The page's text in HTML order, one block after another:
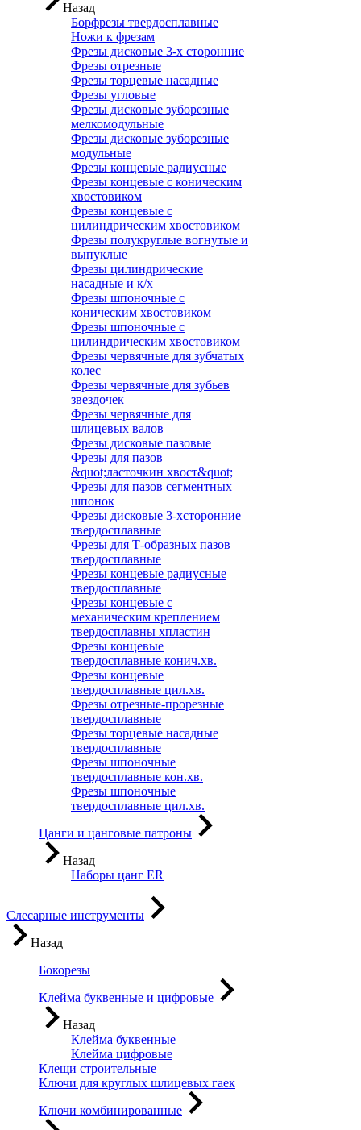
Назад
Борфрезы твердосплавные
Ножи к фрезам
Фрезы дисковые 3-х сторонние
Фрезы отрезные
Фрезы торцевые насадные
Фрезы угловые
Фрезы дисковые зуборезные
мелкомодульные
Фрезы дисковые зуборезные
модульные
Фрезы концевые радиусные
Фрезы концевые с коническим
хвостовиком
Фрезы концевые с
цилиндрическим хвостовиком
Фрезы полукруглые вогнутые и
выпуклые
Фрезы цилиндрические
насадные и к/х
Фрезы шпоночные с
коническим хвостовиком
Фрезы шпоночные с
цилиндрическим хвостовиком
Фрезы червячные для зубчатых
колес
Фрезы червячные для зубьев
звездочек
Фрезы червячные для
шлицевых валов
Фрезы дисковые пазовые
Фрезы для пазов
&quot;ласточкин хвост&quot;
Фрезы для пазов сегментных
шпонок
Фрезы дисковые 3-хсторонние
твердосплавные
Фрезы для Т-образных пазов
твердосплавные
Фрезы концевые радиусные
твердосплавные
Фрезы концевые с
механическим креплением
твердосплавны хпластин
Фрезы концевые
твердосплавные конич.хв.
Фрезы концевые
твердосплавные цил.хв.
Фрезы отрезные-прорезные
твердосплавные
Фрезы торцевые насадные
твердосплавные
Фрезы шпоночные
твердосплавные кон.хв.
Фрезы шпоночные
твердосплавные цил.хв.
Цанги и цанговые патроны
Назад
Наборы цанг ER
Слесарные инструменты
Назад
Бокорезы
Клейма буквенные и цифровые
Назад
Клейма буквенные
Клейма цифровые
Клещи строительные
Ключи для круглых шлицевых гаек
Ключи комбинированные